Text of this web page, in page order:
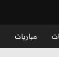
مباريات